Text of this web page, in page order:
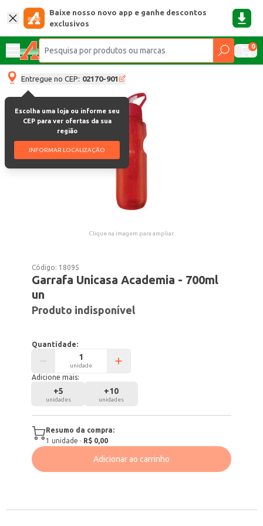
Baixe nosso novo app e ganhe descontos
exclusivos
0
Entregue no CEP: 02170-901
Escolha uma loja ou informe seu
CEP para ver ofertas da sua
região
INFORMAR LOCALIZAÇÃO
Clique na imagem para ampliar.
Código: 18095
Garrafa Unicasa Academia - 700ml
un
Produto indisponível
Quantidade:
unidade
Adicione mais:
+5
unidades
+10
unidades
Resumo da compra:
1 unidade · R$ 0,00
Adicionar ao carrinho